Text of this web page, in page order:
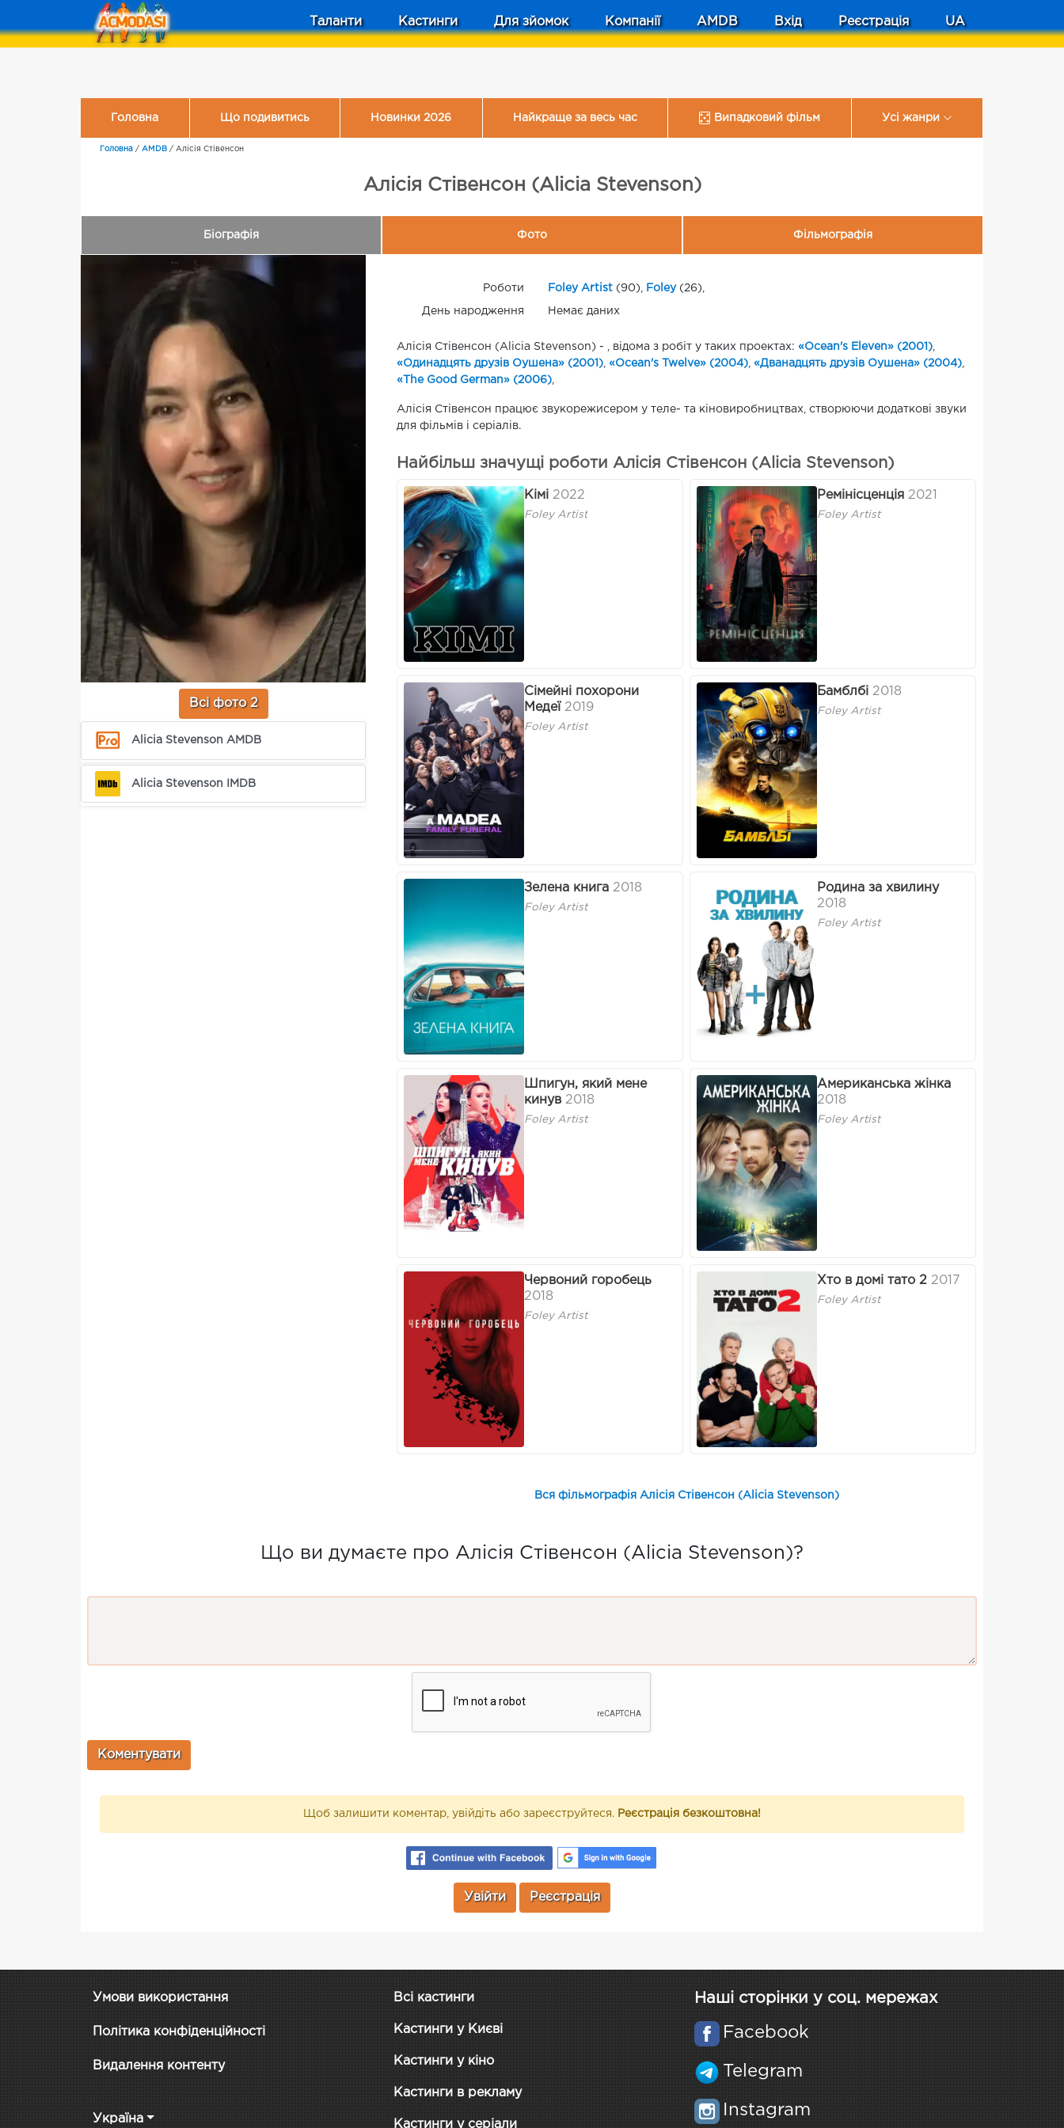
Таланти Кастинги Для зйомок Компанії AMDB Вхід Реєстрація UA
Головна Що подивитись Новинки 2026 Найкраще за весь час Випадковий фільм Усі жанри
Головна / AMDB / Алісія Стівенсон
Алісія Стівенсон (Alicia Stevenson)
Біографія Фото Фільмографія
Всі фото 2
Alicia Stevenson AMDB
Alicia Stevenson IMDB
Роботи Foley Artist(90), Foley(26),
День народження Немає даних
Алісія Стівенсон (Alicia Stevenson) - , відома з робіт у таких проектах: «Ocean's Eleven» (2001)
«Одинадцять друзів Оушена» (2001) «Ocean's Twelve» (2004) «Дванадцять друзів Оушена» (2004)
«The Good German» (2006)
Алісія Стівенсон працює звукорежисером у теле- та кіновиробництвах, створюючи додаткові звуки
для фільмів і серіалів.
Найбільш значущі роботи Алісія Стівенсон (Alicia Stevenson)
Кімі 2022
Foley Artist
Ремінісценція 2021
Foley Artist
Сімейні похорони
Медеї 2019
Foley Artist
Бамблбі 2018
Foley Artist
Зелена книга 2018
Foley Artist
Родина за хвилину
2018
Foley Artist
Шпигун, який мене
кинув 2018
Foley Artist
Американська жінка
2018
Foley Artist
Червоний горобець
2018
Foley Artist
Хто в домі тато 2 2017
Foley Artist
Вся фільмографія Алісія Стівенсон (Alicia Stevenson)
Що ви думаєте про Алісія Стівенсон (Alicia Stevenson)?
Щоб залишити коментар, увійдіть або зареєструйтеся. Реєстрація безкоштовна!
Увійти Реєстрація
Умови використання
Політика конфіденційності
Видалення контенту
Україна
Всі кастинги
Кастинги у Києві
Кастинги у кіно
Кастинги в рекламу
Кастинги у серіали
Наші сторінки у соц. мережах
Facebook
Telegram
Instagram